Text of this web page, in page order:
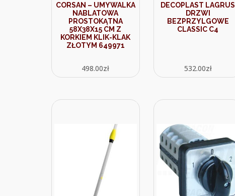
CORSAN – UMYWALKA
NABLATOWA
PROSTOKĄTNA
58X38X15 CM Z
KORKIEM KLIK-KLAK
ZŁOTYM 649971
498.00zł
DECOPLAST LAGRUS
DRZWI
BEZPRZYLGOWE
CLASSIC C4
532.00zł